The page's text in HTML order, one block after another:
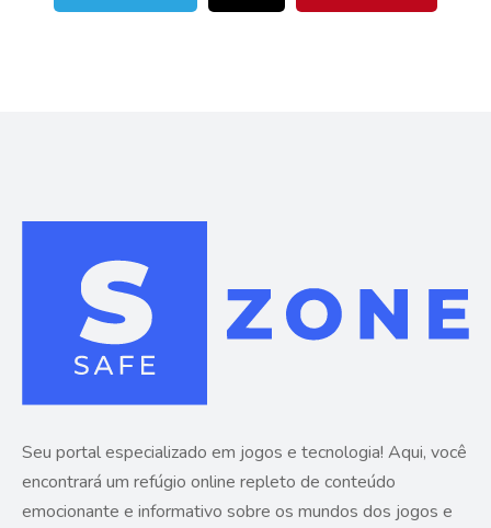
Seu portal especializado em jogos e tecnologia! Aqui, você
encontrará um refúgio online repleto de conteúdo
emocionante e informativo sobre os mundos dos jogos e